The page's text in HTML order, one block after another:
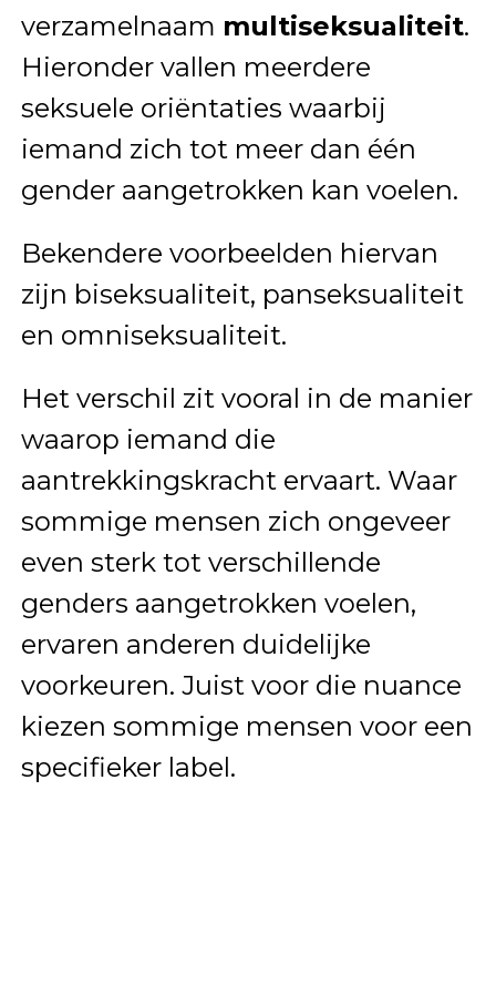
verzamelnaam multiseksualiteit.
Hieronder vallen meerdere
seksuele oriëntaties waarbij
iemand zich tot meer dan één
gender aangetrokken kan voelen.
Bekendere voorbeelden hiervan
zijn biseksualiteit, panseksualiteit
en omniseksualiteit.
Het verschil zit vooral in de manier
waarop iemand die
aantrekkingskracht ervaart. Waar
sommige mensen zich ongeveer
even sterk tot verschillende
genders aangetrokken voelen,
ervaren anderen duidelijke
voorkeuren. Juist voor die nuance
kiezen sommige mensen voor een
specifieker label.